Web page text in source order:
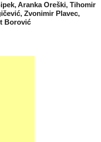
Aranka Oreški, Tihomir
Zvonimir Plavec,
Robert Borović